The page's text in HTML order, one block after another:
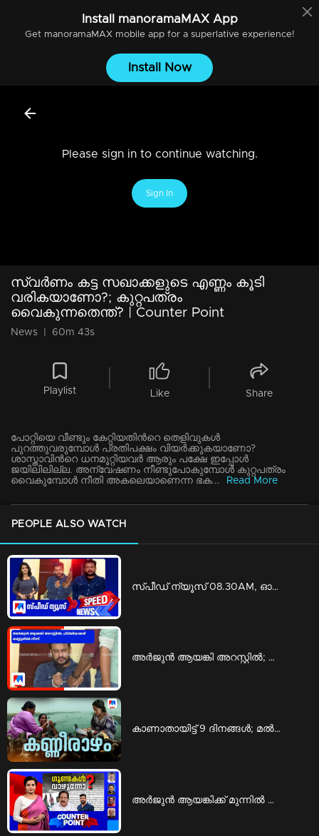
Install manoramaMAXApp
Get manoramaMAXmobile app for a superlative experience!
Install Now
Please sign in to continue watching.
Sign In
സ്വർണം കട്ട സഖാക്കളുടെ എണ്ണം കൂടി
വരികയാണോ?; കുറ്റപത്രം
വൈകുന്നതെന്ത്? ​| Counter Point
News 60m 43s
Playlist Like Share
പോറ്റിയെ വീണ്ടും കേറ്റിയതിൻറെ തെളിവുകൾ
പുറത്തുവരുമ്പോൾ പ്രതിപക്ഷം വിയർക്കുകയാണോ?
ശാസ്താവിൻറെ ധനമൂറ്റിയവർ ആരും പക്ഷേ ഇപ്പോൾ
ജയിലിലില്ല. അന്വേഷണം നീണ്ടുപോകുമ്പോൾ കുറ്റപത്രം
വൈകുമ്പോൾ നീതി അകലെയാണെന്ന ഭക...
Read More
PEOPLE ALSO WATCH
സ്‌പീഡ് ന്യൂസ് 08.30AM, ഓഗസ്റ്റ് 09, 2026 | Speed News
അര്‍ജുന്‍ ആയങ്കി അറസ്റ്റില്‍; പിടിയിലായത് കണ്ണൂരില്‍ നിന്ന് | Arjun Ayanki arrest
കാണാതായിട്ട് 9 ദിനങ്ങള്‍; മല്‍സ്യത്തൊഴിലാളികളെയും കാത്ത് കുടുംബങ്ങള്‍ | Fishermen
അര്‍ജുന്‍ ആയങ്കിക്ക് മുന്നില്‍ മുട്ടുമടക്കിയോ കേരള പൊലീസ്? | Counter Point